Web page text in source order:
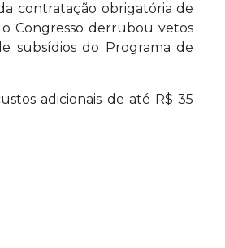
contratação obrigatória de
Congresso derrubou vetos
subsídios do Programa de
adicionais de até R$ 35